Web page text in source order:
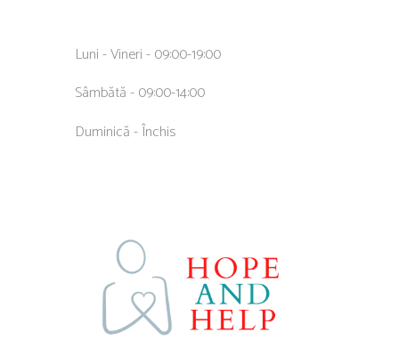
Luni - Vineri - 09:00-19:00
Sâmbătă - 09:00-14:00
Duminică - Închis